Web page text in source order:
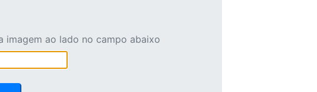
imagem ao lado no campo abaixo